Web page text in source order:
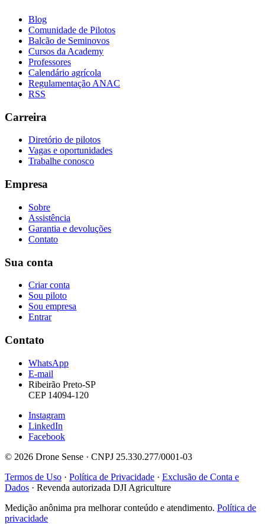
Blog
Comunidade de Pilotos
Balcão de Seminovos
Cursos da Academy
Professores
Calendário agrícola
Regulamentação ANAC
RSS
Carreira
Diretório de pilotos
Vagas e oportunidades
Trabalhe conosco
Empresa
Sobre
Assistência
Garantia e devoluções
Contato
Sua conta
Criar conta
Sou piloto
Sou empresa
Entrar
Contato
WhatsApp
E-mail
Ribeirão Preto-SP
CEP 14094-120
Instagram
LinkedIn
Facebook
© 2026 Drone Sense · CNPJ 25.330.277/0001-03
Termos de Uso · Política de Privacidade · Exclusão de Conta e
Dados · Revenda autorizada DJI Agriculture
Medição anônima pra melhorar conteúdo e atendimento. Política de
privacidade